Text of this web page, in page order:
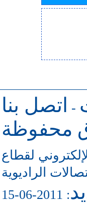
-
اتصل بنا
محفوظة
لقطاع
الراديوية
: 2011-06-15